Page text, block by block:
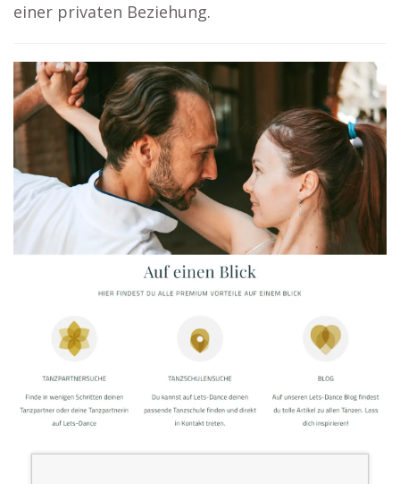
einer privaten Beziehung.